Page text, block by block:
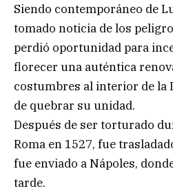
Siendo contemporáneo de
tomado noticia de los
perdió oportunidad para
florecer una auténtica
costumbres al interior de la
de quebrar su unidad.
Después de ser torturado
Roma en 1527, fue
fue enviado a Nápoles,
tarde.